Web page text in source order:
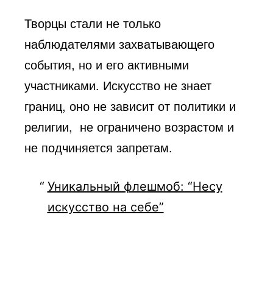
Творцы стали не только
наблюдателями захватывающего
события, но и его активными
участниками. Искусство не знает
границ, оно не зависит от политики и
религии, не ограничено возрастом и
не подчиняется запретам.
Уникальный флешмоб: “Несу
искусство на себе”